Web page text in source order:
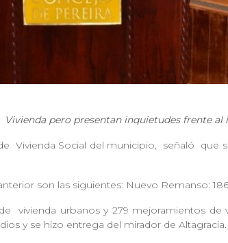
Vivienda pero presentan inquietudes frente
Vivienda Social del municipio, señaló que
son las siguientes: Nuevo Remanso:
vivienda urbanos y 279 mejoramientos de
y se hizo entrega del mirador de